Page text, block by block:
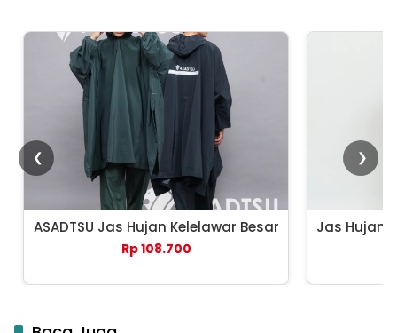
❮
ASADTSU Jas Hujan Kelelawar Besar
Rp 108.700
Jas Hujan
❯